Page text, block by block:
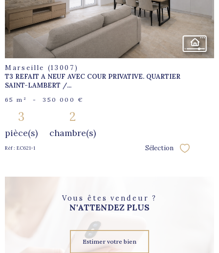
Marseille (13007)
T3 REFAIT A NEUF AVEC COUR PRIVATIVE. QUARTIER
SAINT-LAMBERT /...
65 m² - 350 000 €
3
pièce(s)
2
chambre(s)
Réf : EC621-1 Sélection
Vous êtes vendeur ?
N'ATTENDEZ PLUS
Estimer votre bien